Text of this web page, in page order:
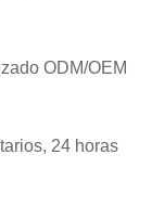
ODM/OEM
24 horas